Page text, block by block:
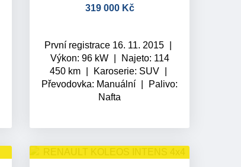
319 000 Kč
První registrace 16. 11. 2015
Výkon: 96 kW
Najeto: 114
450 km
Karoserie: SUV
Převodovka: Manuální
Palivo:
Nafta